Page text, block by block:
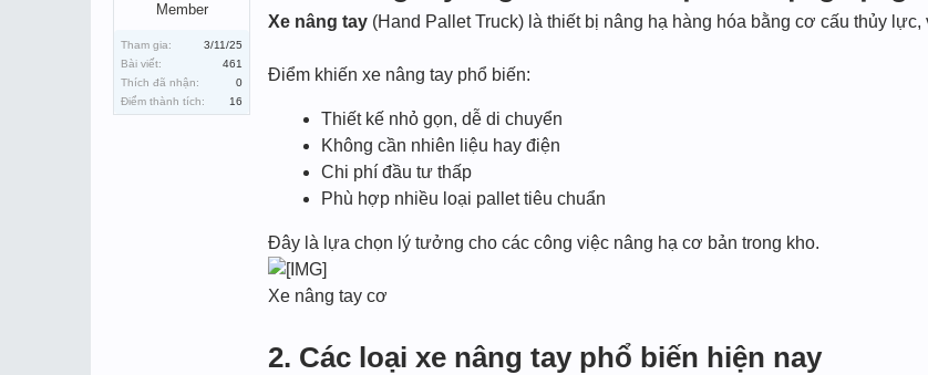
Member
Tham gia:
3/11/25
Bài viết:
461
Thích đã nhận:
0
Điểm thành tích:
16
Xe nâng tay (Hand Pallet Truck) là thiết bị nâng hạ hàng hóa bằng cơ cấu thủy
Điểm khiến xe nâng tay phổ biến:
Thiết kế nhỏ gọn, dễ di chuyển
Không cần nhiên liệu hay điện
Chi phí đầu tư thấp
Phù hợp nhiều loại pallet tiêu chuẩn
Đây là lựa chọn lý tưởng cho các công việc nâng hạ cơ bản trong kho.
Xe nâng tay cơ
2. Các loại xe nâng tay phổ biến hiện nay